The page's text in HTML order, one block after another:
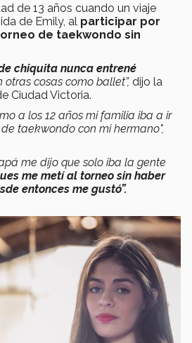
de 13 años cuando un viaje
de Emily, al participar por
de taekwondo sin
chiquita nunca entrené
otras cosas como ballet”, dijo la
Ciudad Victoria.
a los 12 años mi familia iba a ir
taekwondo con mi hermano",
me dijo que solo iba la gente
me metí al torneo sin haber
entonces me gustó”.